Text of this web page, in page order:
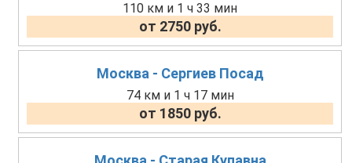
110 км и 1 ч 33 мин
от 2750 руб.
Москва - Сергиев Посад
74 км и 1 ч 17 мин
от 1850 руб.